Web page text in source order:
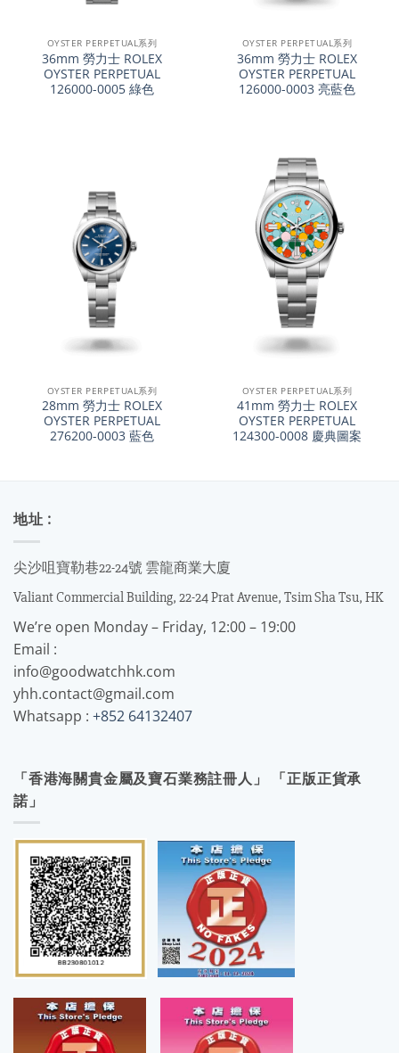
OYSTER PERPETUAL系列
36mm 勞力士 ROLEX
OYSTER PERPETUAL
126000-0005 綠色
OYSTER PERPETUAL系列
36mm 勞力士 ROLEX
OYSTER PERPETUAL
126000-0003 亮藍色
OYSTER PERPETUAL系列
28mm 勞力士 ROLEX
OYSTER PERPETUAL
276200-0003 藍色
OYSTER PERPETUAL系列
41mm 勞力士 ROLEX
OYSTER PERPETUAL
124300-0008 慶典圖案
地址 :
尖沙咀寶勒巷22-24號 雲龍商業大廈
Valiant Commercial Building, 22-24 Prat Avenue, Tsim Sha Tsu, HK
We’re open Monday – Friday, 12:00 – 19:00
Email :
info@goodwatchhk.com
yhh.contact@gmail.com
Whatsapp : +852 64132407
「香港海關貴金屬及寶石業務註冊人」 「正版正貨承
諾」